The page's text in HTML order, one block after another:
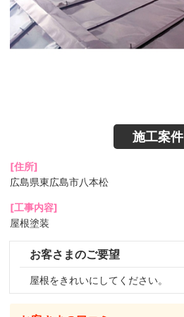
施工案件
[住所]
広島県東広島市八本松
[工事内容]
屋根塗装
お客さまのご要望
屋根をきれいにしてください。